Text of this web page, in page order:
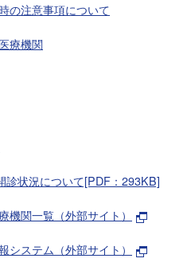
の注意事項について
療機関
状況について[PDF：293KB]
機関一覧（外部サイト）
システム（外部サイト）